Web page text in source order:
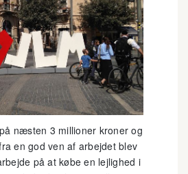
næsten 3 millioner kroner og
en god ven af arbejdet blev
på at købe en lejlighed i